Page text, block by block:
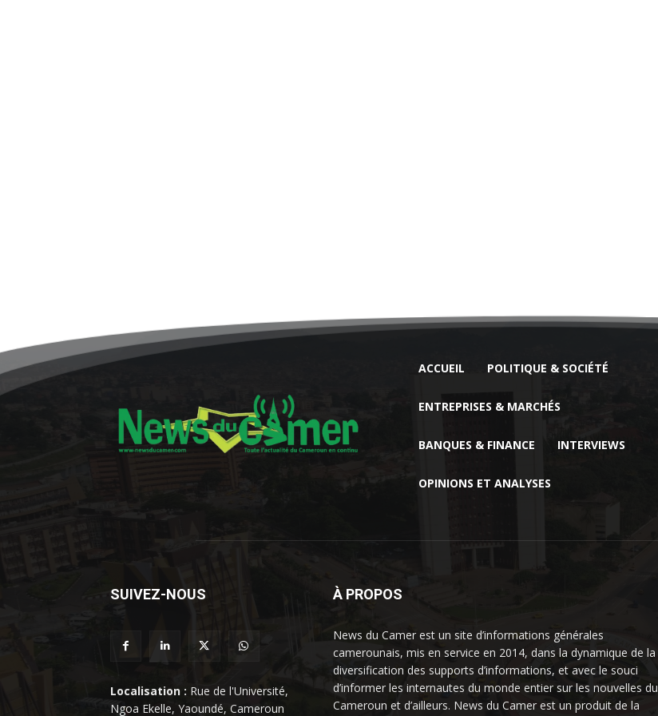
ACCUEIL POLITIQUE & SOCIÉTÉ
ENTREPRISES & MARCHÉS
BANQUES & FINANCE INTERVIEWS
OPINIONS ET ANALYSES
SUIVEZ-NOUS
Localisation : Rue de l'Université,
Ngoa Ekelle, Yaoundé, Cameroun
À PROPOS
News du Camer est un site d’informations générales
camerounais, mis en service en 2014, dans la dynamique de la
diversification des supports d’informations, et avec le souci
d’informer les internautes du monde entier sur les nouvelles du
Cameroun et d’ailleurs. News du Camer est un produit de la